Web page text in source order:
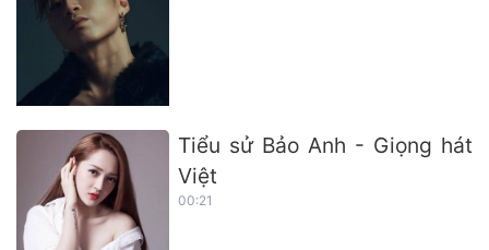
Tiểu sử Bảo Anh - Giọng hát
Việt
00:21